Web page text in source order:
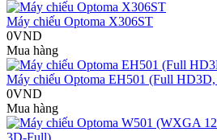
Máy chiếu Optoma X306ST
0VND
Mua hàng
Máy chiếu Optoma EH501 (Full
0VND
Mua hàng